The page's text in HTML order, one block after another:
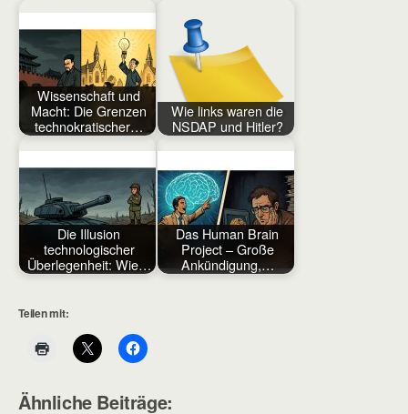
Wissenschaft und
Macht: Die Grenzen
technokratischer…
Wie links waren die
NSDAP und Hitler?
Die Illusion
technologischer
Überlegenheit: Wie…
Das Human Brain
Project – Große
Ankündigung,…
Teilen mit:
Ähnliche Beiträge: